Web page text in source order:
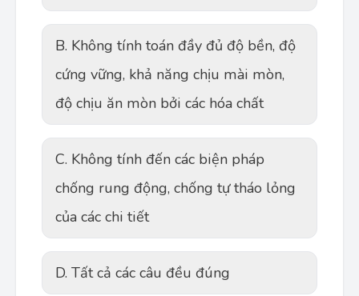
B. Không tính toán đầy đủ độ bền, độ
cứng vững, khả năng chịu mài mòn,
độ chịu ăn mòn bởi các hóa chất
C. Không tính đến các biện pháp
chống rung động, chống tự tháo lỏng
của các chi tiết
D. Tất cả các câu đều đúng